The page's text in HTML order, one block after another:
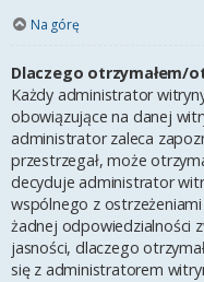
Na górę
Dlaczego otrzymałem/
Każdy administrator
obowiązujące na danej
administrator zaleca
przestrzegał, może
decyduje administrator
wspólnego z
żadnej odpowiedzialności
jasności, dlaczego
się z administratorem